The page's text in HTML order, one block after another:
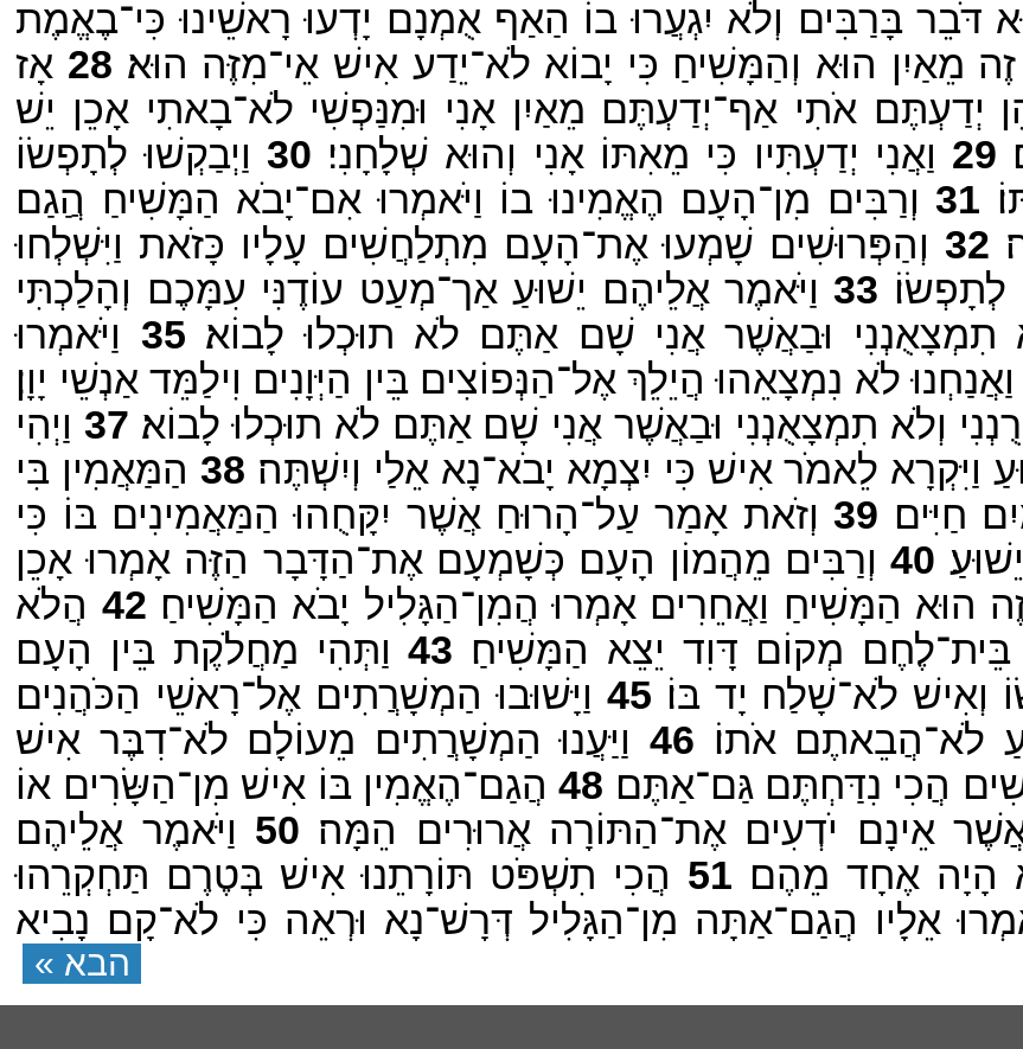
דֹּבֵר בָּרַבִּים וְלֹא יִגְעֲרוּ בוֹ הַאַף אֻמְנָם יָדְעוּ רָאשֵׁינוּ כִּי־בֶאֱמֶת
מֵאַיִן הוּא וְהַמָּשִׁיחַ כִּי יָבוֹא לֹא־יֵדַע אִישׁ אֵי־מִזֶּה הוּא׃ 28 אָז
יְדַעְתֶּם אֹתִי אַף־יְדַעְתֶּם מֵאַיִן אָנִי וּמִנַּפְשִׁי לֹא־בָאתִי אָכֵן יֵשׁ
29 וַאֲנִי יְדַעְתִּיו כִּי מֵאִתּוֹ אָנִי וְהוּא שְׁלָחָנִי׃ 30 וַיְבַקְשׁוּ לְתָפְשׂוֹ
31וְרַבִּים מִן־הָעָם הֶאֱמִינוּ בוֹ וַיֹּאמְרוּ אִם־יָבֹא הַמָּשִׁיחַ הֲַגַם
32 וְהַפְּרוּשִׁים שָׁמְעוּ אֶת־הָעָם מִתְלַחֲשִׁים עָלָיו כָּזֹאת וַיִּשְׁלְחוּ
33וַיֹּאמֶר אֲלֵיהֶם יֵשׁוּעַ אַך־מְעַט עוֹדֶנִּי עִמָּכֶם וְהָלַכְתִּי
תִמְצָאֻנְנִי וּבַאֲשֶׁר אֲנִי שָׁם אַתֶּם לֹא תוּכְלוּ לָבוֹא׃ 35 וַיֹּאמְרוּ
לֹא נִמְצָאֵהוּ הֲיֵלֵךְ אֶל־הַנְּפוֹצִים בֵּין הַיְּוָנִים וִילַמֵּד אַנְשֵׁי יָוָן׃
וְלֹא תִמְצָאֻנְנִי וּבַאֲשֶׁר אֲנִי שָׁם אַתֶּם לֹא תוּכְלוּ לָבוֹא׃ 37וַיְהִי
וַיִּקְרָא לֵאמֹר אִישׁ כִּי יִצְמָא יָבֹא־נָא אֵלַי וְיִשְׁתֶּה׃ 38הַמַּאֲמִין בִּי
חַיִּים׃ 39וְזֹאת אָמַר עַל־הָרוּחַ אֲשֶׁר יִקָּחֻהוּ הַמַּאֲמִינִים בּוֹ כִּי
40וְרַבִּים מֵהֲמוֹן הָעָם כְּשָׁמְעָם אֶת־הַדָּבָר הַזֶּה אָמְרוּ אָכֵן
הוּא הַמָּשִׁיחַ וַאֲחֵרִים אָמְרוּ הֲמִן־הַגָּלִיל יָבֹא הַמָּשִׁיחַ׃ 42 הֲלֹא
מְקוֹם דָּוִד יֵצֵא הַמָּשִׁיחַ׃ 43וַתְּהִי מַחֲלֹקֶת בֵּין הָעָם
לֹא־שָׁלַח יָד בּוֹ׃ 45 וַיָּשׁוּבוּ הַמְשָׁרֲתִים אֶל־רָאשֵׁי הַכֹּהֲנִים
לֹא־הֲבֵאתֶם אֹתוֹ׃ 46 וַיַּעֲנוּ הַמְשָׁרֲתִים מֵעוֹלָם לֹא־דִבֶּר אִישׁ
הֲכִי נִדַּחְתֶּם גַּם־אַתֶּם׃ 48הֲגַם־הֶאֱמִין בּוֹ אִישׁ מִן־הַשָּׂרִים אוֹ
אֵינָם יֹדְעִים אֶת־הַתּוֹרָה אֲרוּרִים הֵמָּה׃ 50 וַיֹּאמֶר אֲלֵיהֶם
הָיָה אֶחָד מֵהֶם׃ 51 הֲכִי תִשְׁפֹּט תּוֹרָתֵנוּ אִישׁ בְּטֶרֶם תַּחְקְרֵהוּ
אֵלָיו הֲגַם־אַתָּה מִן־הַגָּלִיל דְּרָשׁ־נָא וּרְאֵה כִּי לֹא־קָם נָבִיא
הבא »